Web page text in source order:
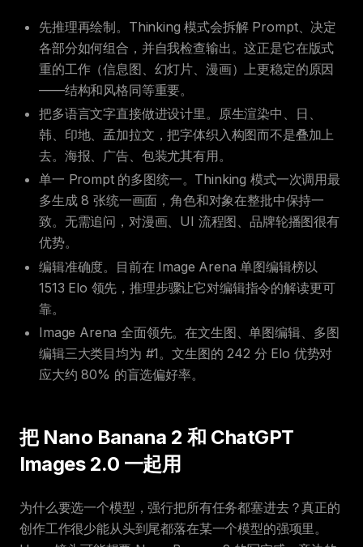
先推理再绘制。Thinking 模式会拆解 Prompt、决定
各部分如何组合，并自我检查输出。这正是它在版式
重的工作（信息图、幻灯片、漫画）上更稳定的原因
——结构和风格同等重要。
把多语言文字直接做进设计里。原生渲染中、日、
韩、印地、孟加拉文，把字体织入构图而不是叠加上
去。海报、广告、包装尤其有用。
单一 Prompt 的多图统一。Thinking 模式一次调用最
多生成 8 张统一画面，角色和对象在整批中保持一
致。无需追问，对漫画、UI 流程图、品牌轮播图很有
优势。
编辑准确度。目前在 Image Arena 单图编辑榜以
1513 Elo 领先，推理步骤让它对编辑指令的解读更可
靠。
Image Arena 全面领先。在文生图、单图编辑、多图
编辑三大类目均为 #1。文生图的 242 分 Elo 优势对
应大约 80% 的盲选偏好率。
把 Nano Banana 2 和 ChatGPT
Images 2.0 一起用
为什么要选一个模型，强行把所有任务都塞进去？真正的
创作工作很少能从头到尾都落在某一个模型的强项里。